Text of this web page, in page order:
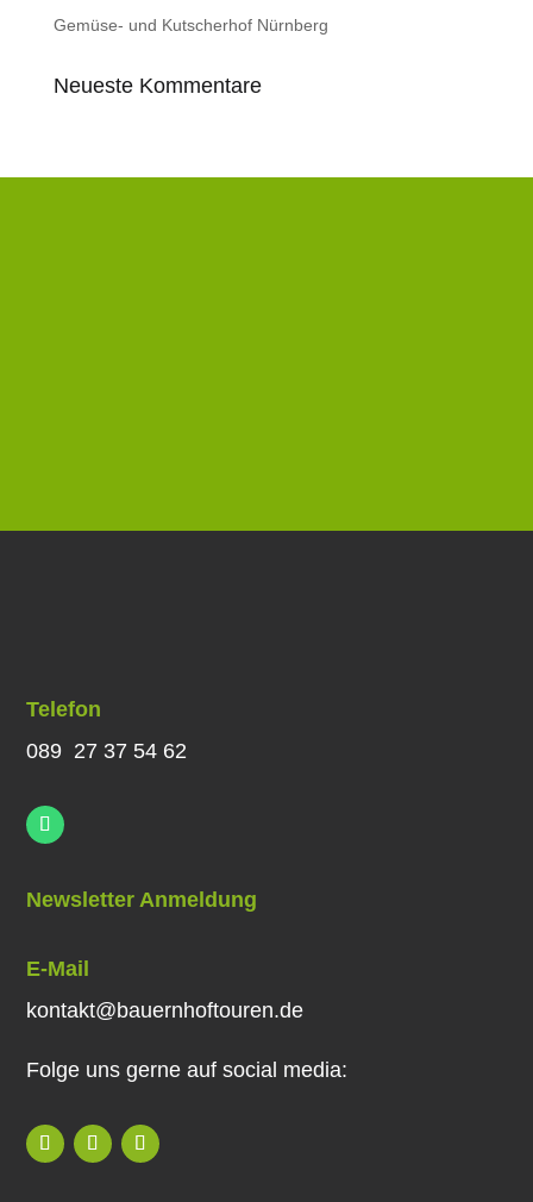
Gemüse- und Kutscherhof Nürnberg
Neueste Kommentare
Telefon
089 27 37 54 62
Newsletter Anmeldung
E-Mail
kontakt@bauernhoftouren.de
Folge uns gerne auf social media: